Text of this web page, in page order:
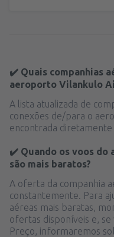
✔️ Quais companhias
aeroporto Vilankulo
A lista atualizada de
conexões de/para o
encontrada diretamente
✔️ Quando os voos
são mais baratos?
A oferta da companhia
constantemente. Para
aéreas mais baratas,
ofertas disponíveis e,
Preço, informaremos